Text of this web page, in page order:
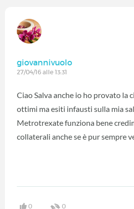
giovannivuolo
27/04/16 alle 13:31
Ciao Salva anche io ho provato la
ottimi ma esiti infausti sulla mia
Metrotrexate funziona bene
collaterali anche se è pur sempre
0 0